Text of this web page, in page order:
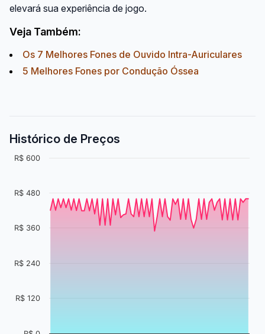
elevará sua experiência de jogo.
Veja Também:
Os 7 Melhores Fones de Ouvido Intra-Auriculares
5 Melhores Fones por Condução Óssea
Histórico de Preços
R$ 120
R$ 240
R$ 360
R$ 480
R$ 600